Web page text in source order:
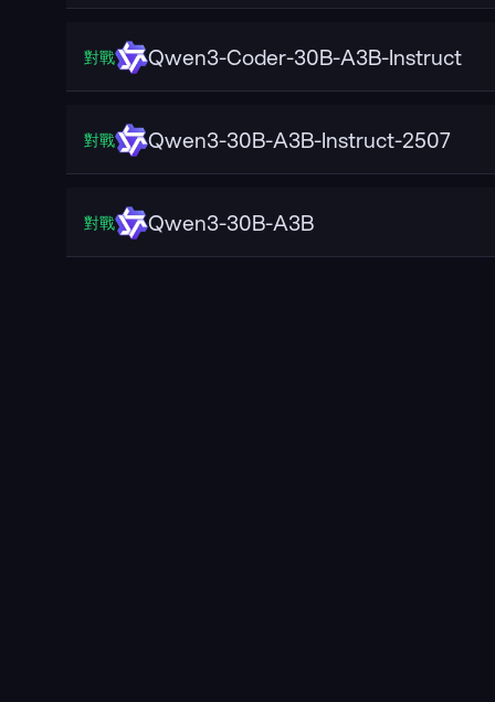
對戰 Qwen3-Coder-30B-A3B-Instruct
對戰 Qwen3-30B-A3B-Instruct-2507
對戰 Qwen3-30B-A3B